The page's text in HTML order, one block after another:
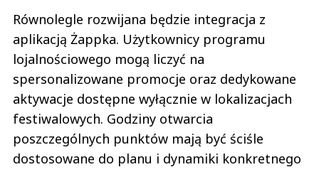
Równolegle rozwijana będzie integracja z
aplikacją Żappka. Użytkownicy programu
lojalnościowego mogą liczyć na
spersonalizowane promocje oraz dedykowane
aktywacje dostępne wyłącznie w lokalizacjach
festiwalowych. Godziny otwarcia
poszczególnych punktów mają być ściśle
dostosowane do planu i dynamiki konkretnego